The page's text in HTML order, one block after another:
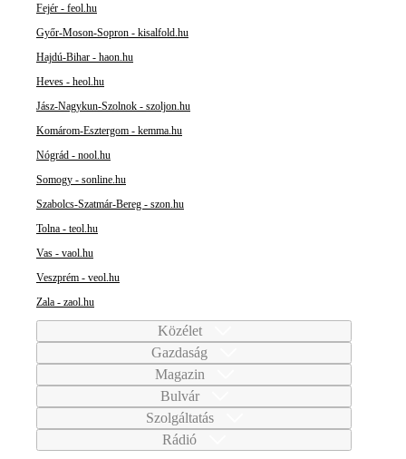
Fejér - feol.hu
Győr-Moson-Sopron - kisalfold.hu
Hajdú-Bihar - haon.hu
Heves - heol.hu
Jász-Nagykun-Szolnok - szoljon.hu
Komárom-Esztergom - kemma.hu
Nógrád - nool.hu
Somogy - sonline.hu
Szabolcs-Szatmár-Bereg - szon.hu
Tolna - teol.hu
Vas - vaol.hu
Veszprém - veol.hu
Zala - zaol.hu
Közélet
Gazdaság
Magazin
Bulvár
Szolgáltatás
Rádió